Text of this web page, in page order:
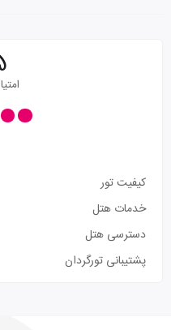
کیفیت تور
خدمات هتل
دسترسی هتل
پشتیبانی تورگردان